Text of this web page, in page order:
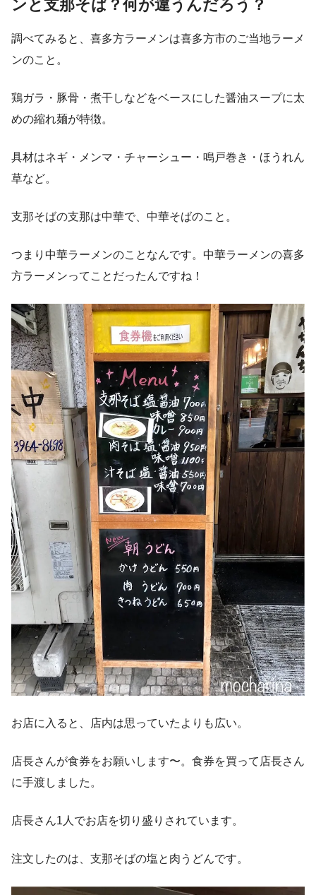
ンと支那そば？何が違うんだろう？
調べてみると、喜多方ラーメンは喜多方市のご当地ラーメ
ンのこと。
鶏ガラ・豚骨・煮干しなどをベースにした醤油スープに太
めの縮れ麺が特徴。
具材はネギ・メンマ・チャーシュー・鳴戸巻き・ほうれん
草など。
支那そばの支那は中華で、中華そばのこと。
つまり中華ラーメンのことなんです。中華ラーメンの喜多
方ラーメンってことだったんですね！
お店に入ると、店内は思っていたよりも広い。
店長さんが食券をお願いします〜。食券を買って店長さん
に手渡しました。
店長さん1人でお店を切り盛りされています。
注文したのは、支那そばの塩と肉うどんです。